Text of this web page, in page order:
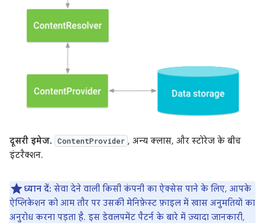
दूसरी इमेज. ContentProvider , अन्य क्लास, और स्टोरेज के बीच
इंटरैक्शन.
ध्यान दें: सेवा देने वाली किसी कंपनी का ऐक्सेस पाने के लिए, आपके
ऐप्लिकेशन को आम तौर पर उसकी मेनिफ़ेस्ट फ़ाइल में खास अनुमतियों का
अनुरोध करना पड़ता है. इस डेवलपमेंट पैटर्न के बारे में ज़्यादा जानकारी,